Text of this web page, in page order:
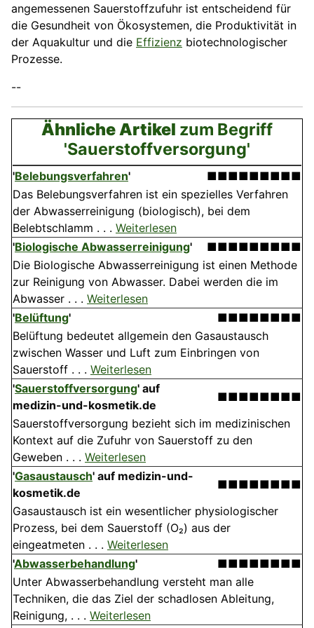
angemessenen Sauerstoffzufuhr ist entscheidend für
die Gesundheit von Ökosystemen, die Produktivität in
der Aquakultur und die Effizienz biotechnologischer
Prozesse.
--
Ähnliche Artikel zum Begriff
'Sauerstoffversorgung'
'Belebungsverfahren'
■■■■■■■■■
Das Belebungsverfahren ist ein spezielles Verfahren
der Abwasserreinigung (biologisch), bei dem
Belebtschlamm . . . Weiterlesen
'Biologische Abwasserreinigung'
■■■■■■■■■
Die Biologische Abwasserreinigung ist einen Methode
zur Reinigung von Abwasser. Dabei werden die im
Abwasser . . . Weiterlesen
'Belüftung'
■■■■■■■■
Belüftung bedeutet allgemein den Gasaustausch
zwischen Wasser und Luft zum Einbringen von
Sauerstoff . . . Weiterlesen
'Sauerstoffversorgung' auf
medizin-und-kosmetik.de
■■■■■■■■
Sauerstoffversorgung bezieht sich im medizinischen
Kontext auf die Zufuhr von Sauerstoff zu den
Geweben . . . Weiterlesen
'Gasaustausch' auf medizin-und-
kosmetik.de
■■■■■■■■
Gasaustausch ist ein wesentlicher physiologischer
Prozess, bei dem Sauerstoff (O₂) aus der
eingeatmeten . . . Weiterlesen
'Abwasserbehandlung'
■■■■■■■■
Unter Abwasserbehandlung versteht man alle
Techniken, die das Ziel der schadlosen Ableitung,
Reinigung, . . . Weiterlesen